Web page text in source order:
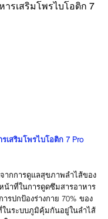
รเสริมโพรไบโอติก 7
เสริมโพรไบโอติก 7 Pro
ากการดูแลสุขภาพลำไส้ของ
หน้าที่ในการดูดซึมสารอาหาร
รปกป้องร่างกาย 70% ของ
นระบบภูมิคุ้มกันอยู่ในลำไส้